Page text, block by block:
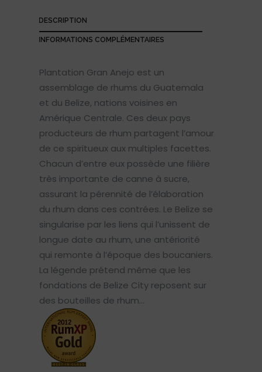
DESCRIPTION
INFORMATIONS COMPLÉMENTAIRES
Plantation Gran Anejo est un
assemblage de rhums du Guatemala
et du Belize, nations voisines en
Amérique Centrale. Ces deux pays
producteurs de rhum partagent l’amour
de ce spiritueux aux multiples facettes.
Chacun d’entre eux possède une filière
très importante de canne à sucre,
assurant la pérennité de l’élaboration
du rhum dans ces contrées. Le Belize se
singularise par les liens qui l’unissent de
longue date au rhum, une antériorité
qui remonte à l’époque des boucaniers.
La légende prétend même que les
fondations de Belize City reposent sur
des bouteilles de rhum…